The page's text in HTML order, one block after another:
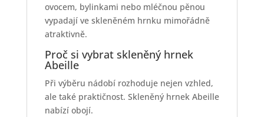
ovocem, bylinkami nebo mléčnou pěnou
vypadají ve skleněném hrnku mimořádně
atraktivně.
Proč si vybrat skleněný hrnek
Abeille
Při výběru nádobí rozhoduje nejen vzhled,
ale také praktičnost. Skleněný hrnek Abeille
nabízí obojí.